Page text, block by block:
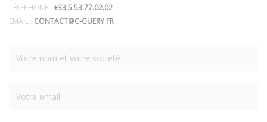
TÉLÉPHONE : +33.5.53.77.02.02
EMAIL : CONTACT@C-GUERY.FR